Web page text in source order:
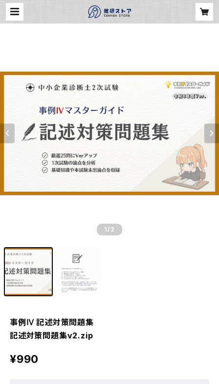
1 /2
事例Ⅳ 記述対策問題集
記述対策問題集v2.zip
¥990